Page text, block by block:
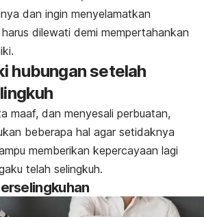
dan ingin menyelamatkan
dilewati demi mempertahankan
hubungan setelah
maaf, dan menyesali perbuatan,
beberapa hal agar setidaknya
memberikan kepercayaan lagi
telah selingkuh.